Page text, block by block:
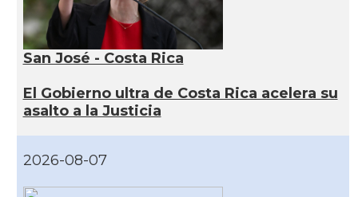
San José - Costa Rica
El Gobierno ultra de Costa Rica acelera su
asalto a la Justicia
2026-08-07